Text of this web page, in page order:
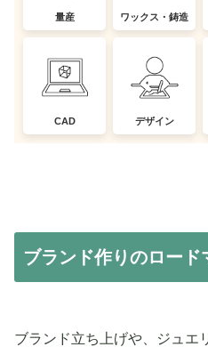
量産 ワックス・鋳造
CAD デザイン
ブランド作りのロード
ブランド立ち上げや、ジュエ